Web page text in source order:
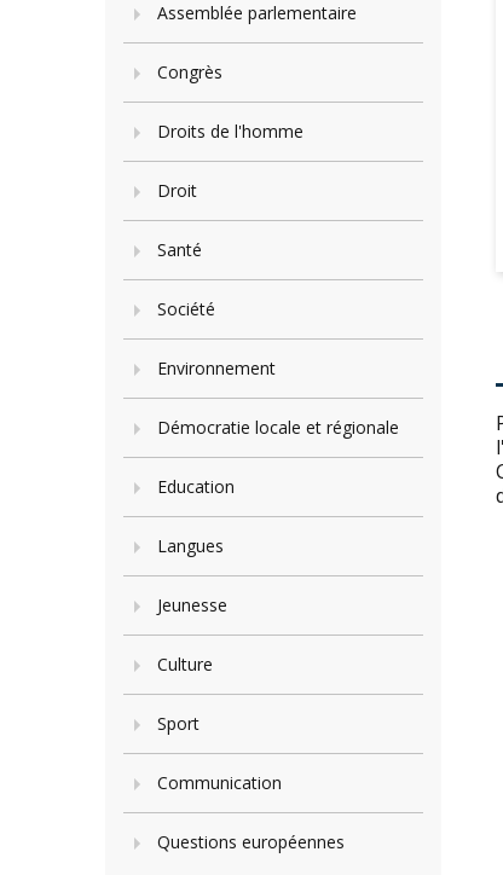
Assemblée parlementaire
Congrès
Droits de l'homme
Droit
Santé
Société
Environnement
Démocratie locale et régionale
Education
Langues
Jeunesse
Culture
Sport
Communication
Questions européennes